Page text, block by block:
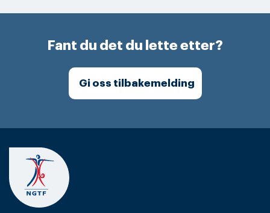
Fant du det du lette etter?
Gi oss tilbakemelding